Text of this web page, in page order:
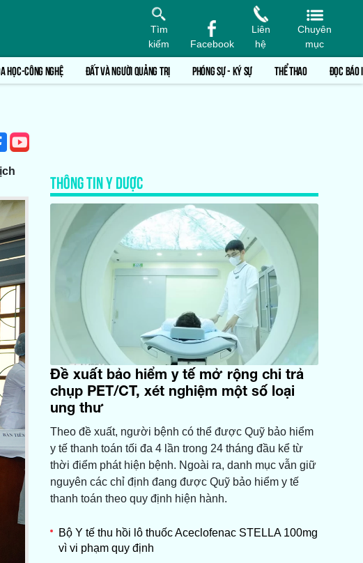
Tìm
kiếm
Facebook
Liên
hệ
Chuyên
mục
HỌC-CÔNG NGHỆ ĐẤT VÀ NGƯỜI QUẢNG TRỊ PHÓNG SỰ - KÝ SỰ THỂ THAO ĐỌC BÁO
THÔNG TIN Y DƯỢC
Đề xuất bảo hiểm y tế mở rộng chi trả
chụp PET/CT, xét nghiệm một số loại
ung thư
Theo đề xuất, người bệnh có thể được Quỹ bảo hiểm
y tế thanh toán tối đa 4 lần trong 24 tháng đầu kể từ
thời điểm phát hiện bệnh. Ngoài ra, danh mục vẫn giữ
nguyên các chỉ định đang được Quỹ bảo hiểm y tế
thanh toán theo quy định hiện hành.
Bộ Y tế thu hồi lô thuốc Aceclofenac STELLA 100mg
vì vi phạm quy định